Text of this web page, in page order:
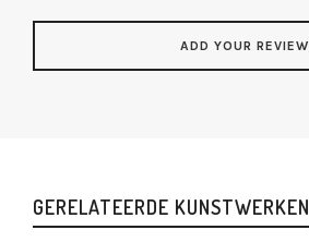
GERELATEERDE KUNSTWERKEN